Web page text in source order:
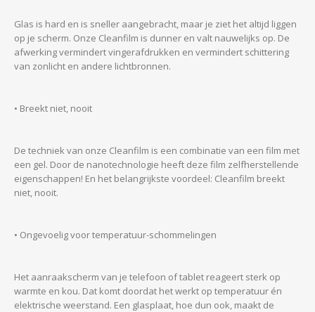
Glas is hard en is sneller aangebracht, maar je ziet het altijd liggen
op je scherm. Onze Cleanfilm is dunner en valt nauwelijks op. De
afwerking vermindert vingerafdrukken en vermindert schittering
van zonlicht en andere lichtbronnen.
• Breekt niet, nooit
De techniek van onze Cleanfilm is een combinatie van een film met
een gel. Door de nanotechnologie heeft deze film zelfherstellende
eigenschappen! En het belangrijkste voordeel: Cleanfilm breekt
niet, nooit.
• Ongevoelig voor temperatuur-schommelingen
Het aanraakscherm van je telefoon of tablet reageert sterk op
warmte en kou. Dat komt doordat het werkt op temperatuur én
elektrische weerstand. Een glasplaat, hoe dun ook, maakt de